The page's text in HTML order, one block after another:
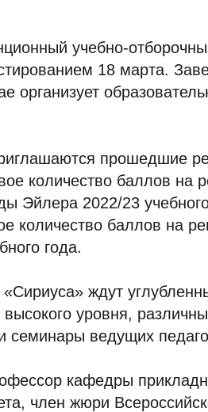
учебно-
18 марта.
организует
прошедшие
количество баллов на
Эйлера 2022/23
количество баллов на
года.
ждут
уровня,
семинары ведущих
кафедры
член жюри